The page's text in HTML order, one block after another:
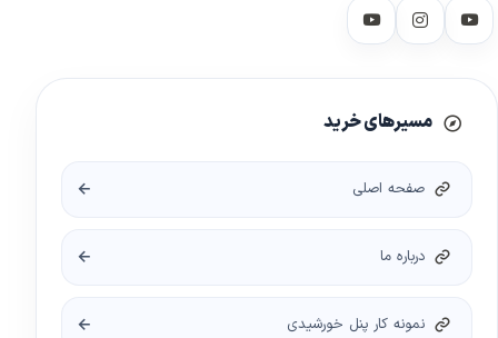
مسیرهای خرید
صفحه اصلی
درباره ما
نمونه کار پنل خورشیدی